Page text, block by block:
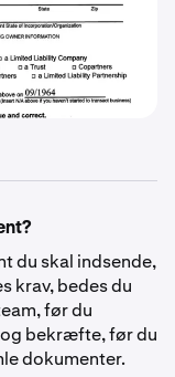
du skal indsende,
krav, bedes du
før du
og bekræfte, før du
dokumenter.